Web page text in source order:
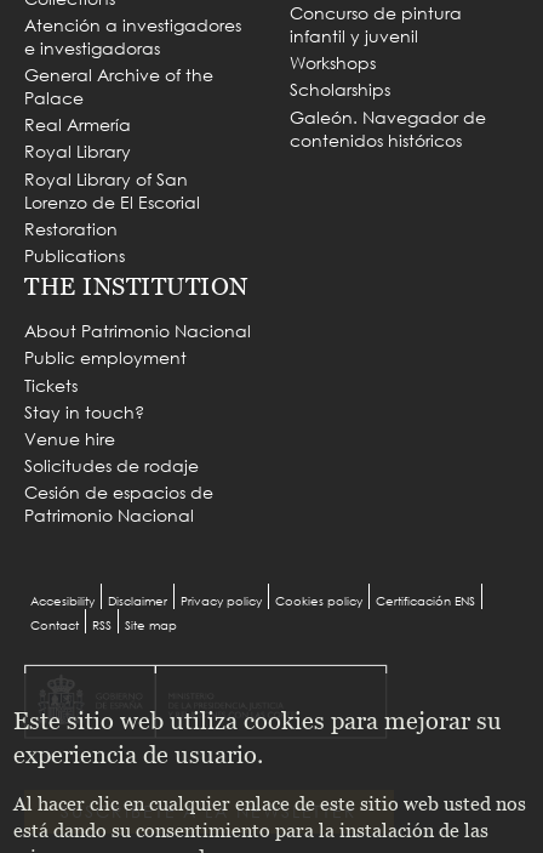
Atención a investigadores
e investigadoras
General Archive of the
Palace
Real Armería
Royal Library
Royal Library of San
Lorenzo de El Escorial
Restoration
Publications
Concurso de pintura
infantil y juvenil
Workshops
Scholarships
Galeón. Navegador de
contenidos históricos
THE INSTITUTION
About Patrimonio Nacional
Public employment
Tickets
Stay in touch?
Venue hire
Solicitudes de rodaje
Cesión de espacios de
Patrimonio Nacional
Menu
Accesibility Disclaimer Privacy policy Cookies policy
Certificación ENS
Contact
RSS Site map
SUSCRÍBETE A LA NEWSLETTER
Este sitio web utiliza cookies para mejorar su
experiencia de usuario.
Al hacer clic en cualquier enlace de este sitio web usted nos
está dando su consentimiento para la instalación de las